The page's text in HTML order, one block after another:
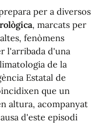
per a diversos
, marcats per
fenòmens
l'arribada d'una
de la
Estatal de
que un
altura, acompanyat
d'este episodi